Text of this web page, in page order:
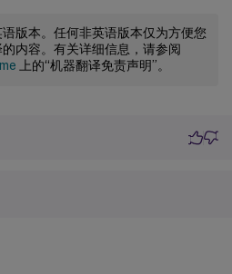
版本。任何非英语版本仅为方便您
内容。有关详细信息，请参阅
上的“机器翻译免责声明”。